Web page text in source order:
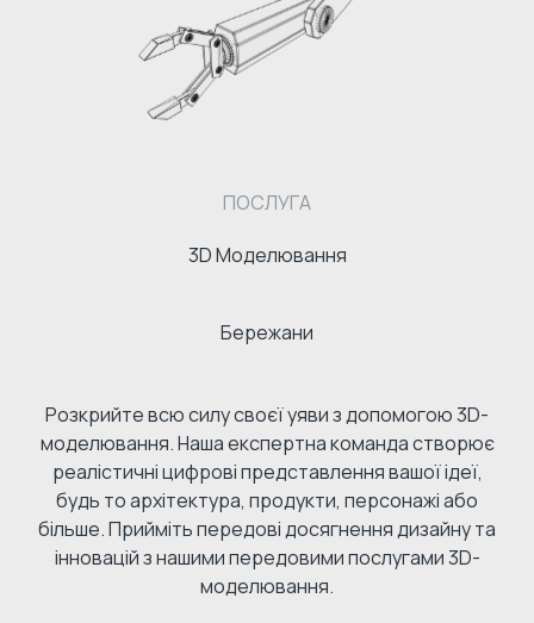
ПОСЛУГА
3D Моделювання
Бережани
Розкрийте всю силу своєї уяви з допомогою 3D-
моделювання. Наша експертна команда створює
реалістичні цифрові представлення вашої ідеї,
будь то архітектура, продукти, персонажі або
більше. Прийміть передові досягнення дизайну та
інновацій з нашими передовими послугами 3D-
моделювання.